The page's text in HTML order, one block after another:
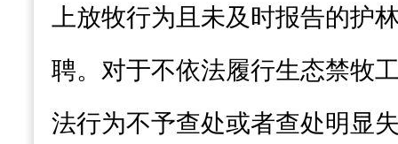
上放牧行为且未及时报告的护
聘。对于不依法履行生态禁牧
法行为不予查处或者查处明显